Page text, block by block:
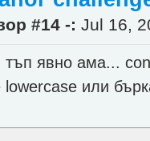
#14 -: Jul 16,
явно ама...
lowercase или